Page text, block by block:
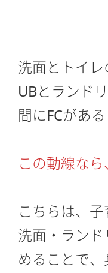
洗面とトイ
UBとランド
間にFCがあ
この動線な
こちらは、
洗面・ラン
めることで